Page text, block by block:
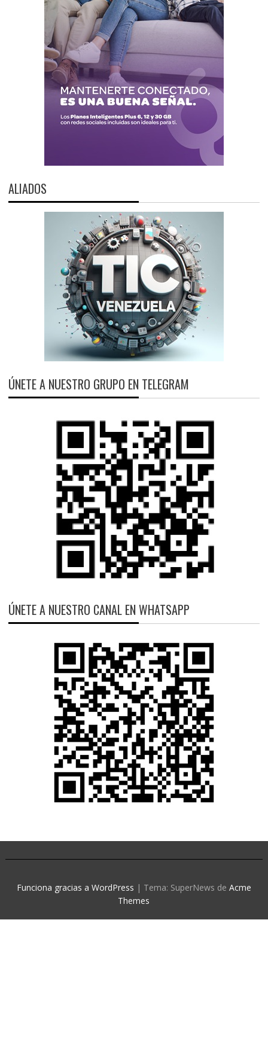
ALIADOS
ÚNETE A NUESTRO GRUPO EN TELEGRAM
ÚNETE A NUESTRO CANAL EN WHATSAPP
Funciona gracias a WordPress | Tema: SuperNews de Acme
Themes